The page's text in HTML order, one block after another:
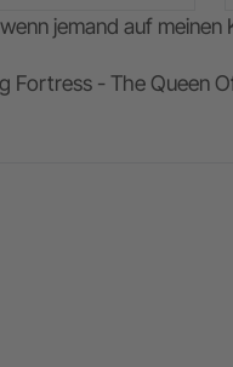
jemand auf
Fortress - The Queen